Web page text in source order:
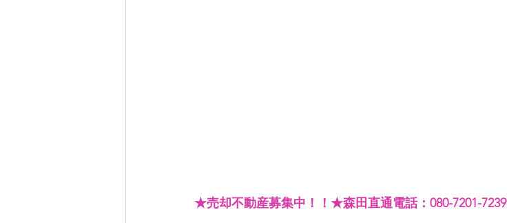
★売却不動産募集中！！★森田直通電話：080-7201-7239